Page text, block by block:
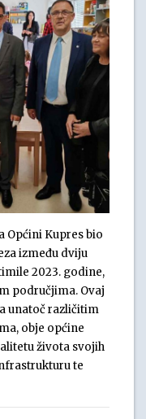
Općini Kupres bio
između dviju
2023. godine,
područjima. Ovaj
unatoč različitim
obje općine
života svojih
te